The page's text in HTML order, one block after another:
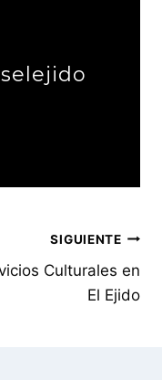
SIGUIENTE
Culturales en
El Ejido